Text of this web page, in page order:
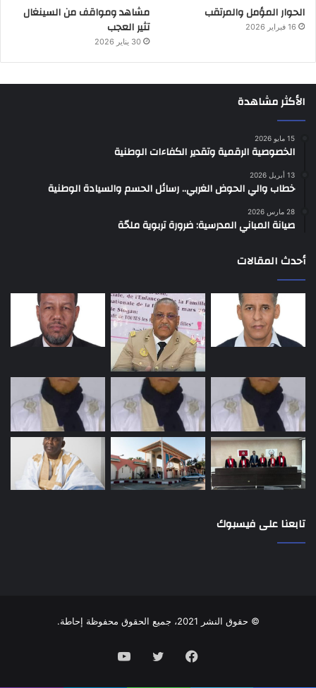
الحوار المؤمل والمرتقب
16 فبراير 2026
مشاهد ومواقف من السينغال
تثير العجب
30 يناير 2026
الأكثر مشاهدة
15 مايو 2026
الخصوصية الرقمية وتقدير الكفاءات الوطنية
13 أبريل 2026
خطاب والي الحوض الغربي.. رسائل الحسم والسيادة الوطنية
28 مارس 2026
صيانة المباني المدرسية: ضرورة تربوية ملحّة
أحدث المقالات
تابعنا على فيسبوك
© حقوق النشر 2021، جميع الحقوق محفوظة إحاطة.
فيسبوك تويتر يوتيوب